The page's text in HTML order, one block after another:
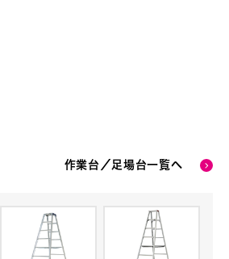
作業台／足場台一覧へ